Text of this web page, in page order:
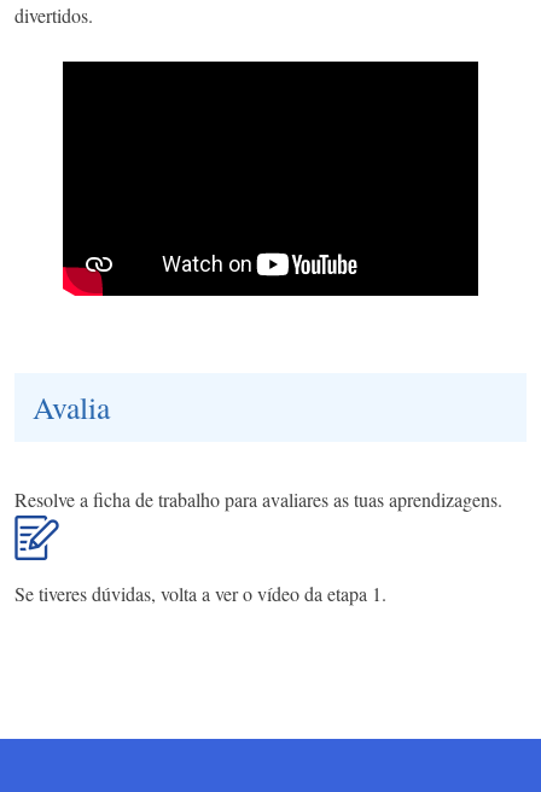
divertidos.
Avalia
Resolve a ficha de trabalho para avaliares as tuas aprendizagens.
Se tiveres dúvidas, volta a ver o vídeo da etapa 1.